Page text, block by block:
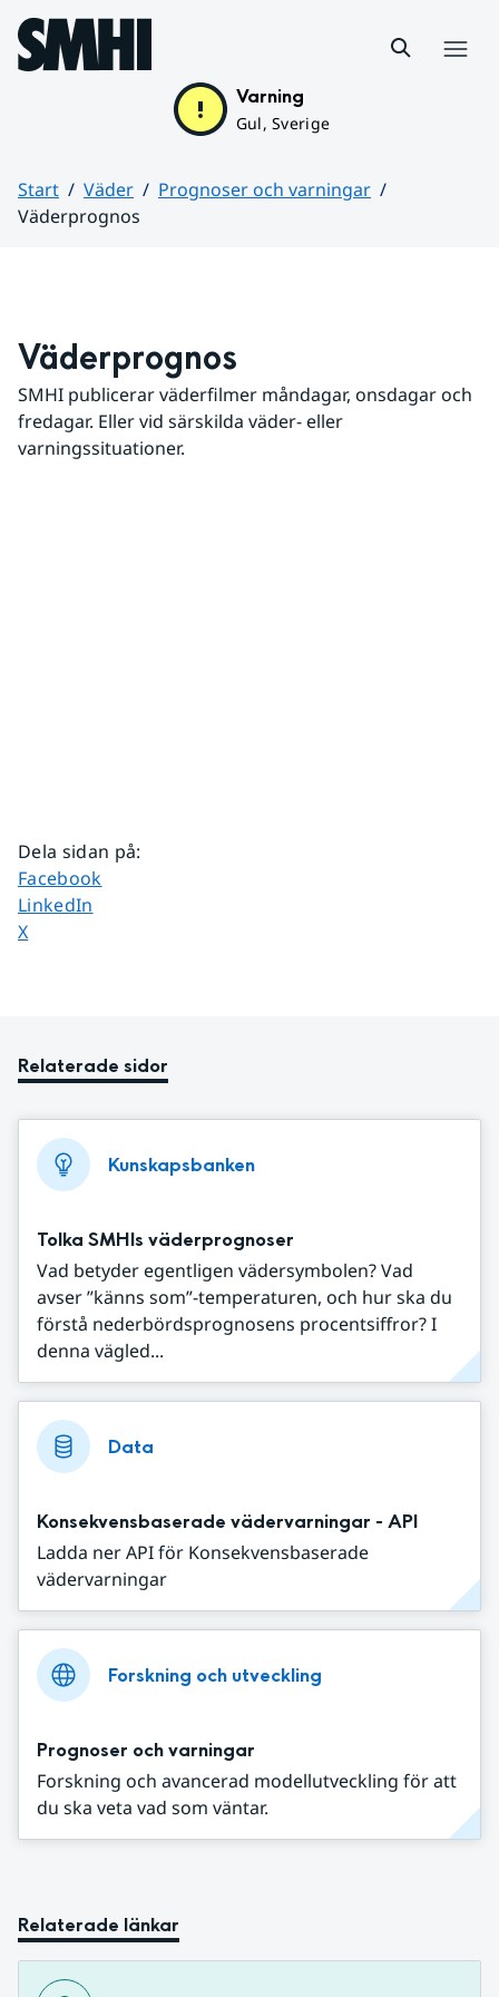
Hoppa till sidans innehåll
Varning
Gul, Sverige
Start Väder
Prognoser och varningar
Väderprognos
Väderprognos
SMHI publicerar väderfilmer måndagar, onsdagar och
fredagar. Eller vid särskilda väder- eller
varningssituationer.
Dela sidan på:
Dela sidan på
Facebook
Dela sidan på
LinkedIn
Dela sidan på
X
Relaterade sidor
Kunskapsbanken
Tolka SMHIs väderprognoser
Vad betyder egentligen vädersymbolen? Vad
avser ”känns som”-temperaturen, och hur ska du
förstå nederbördsprognosens procentsiffror? I
denna vägled...
Data
Konsekvensbaserade vädervarningar - API
Ladda ner API för Konsekvensbaserade
vädervarningar
Forskning och utveckling
Prognoser och varningar
Forskning och avancerad modellutveckling för att
du ska veta vad som väntar.
Relaterade länkar